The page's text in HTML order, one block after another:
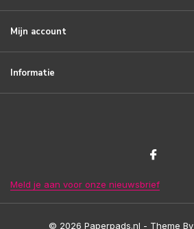
Mijn account
Informatie
Meld je aan voor onze nieuwsbrief
© 2026 Paperpads.nl - Theme By